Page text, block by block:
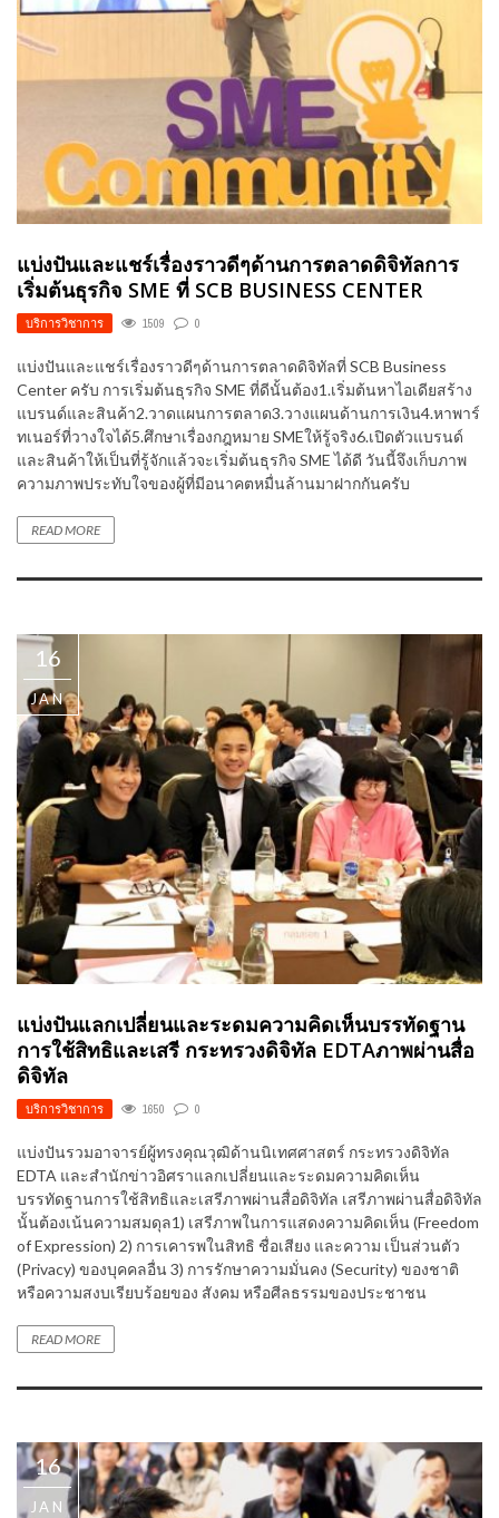
แบ่งปันและแชร์เรื่องราวดีๆด้านการตลาดดิจิทัลการ
เริ่มต้นธุรกิจ SME ที่ SCB BUSINESS CENTER
บริการวิชาการ 1509 0
แบ่งปันและแชร์เรื่องราวดีๆด้านการตลาดดิจิทัลที่ SCB Business
Center ครับ การเริ่มต้นธุรกิจ SME ที่ดีนั้นต้อง1.เริ่มต้นหาไอเดียสร้าง
แบรนด์และสินค้า2.วาดแผนการตลาด3.วางแผนด้านการเงิน4.หาพาร์
ทเนอร์ที่วางใจได้5.ศึกษาเรื่องกฎหมาย SMEให้รู้จริง6.เปิดตัวแบรนด์
และสินค้าให้เป็นที่รู้จักแล้วจะเริ่มต้นธุรกิจ SME ได้ดี วันนี้จึงเก็บภาพ
ความภาพประทับใจของผู้ที่มีอนาคตหมื่นล้านมาฝากกันครับ
READ MORE
16
JAN
แบ่งปันแลกเปลี่ยนและระดมความคิดเห็นบรรทัดฐาน
การใช้สิทธิและเสรี กระทรวงดิจิทัล EDTAภาพผ่านสื่อ
ดิจิทัล
บริการวิชาการ 1650 0
แบ่งปันรวมอาจารย์ผู้ทรงคุณวุฒิด้านนิเทศศาสตร์ กระทรวงดิจิทัล
EDTA และสำนักข่าวอิศราแลกเปลี่ยนและระดมความคิดเห็น
บรรทัดฐานการใช้สิทธิและเสรีภาพผ่านสื่อดิจิทัล เสรีภาพผ่านสื่อดิจิทัล
นั้นต้องเน้นความสมดุล1) เสรีภาพในการแสดงความคิดเห็น (Freedom
of Expression) 2) การเคารพในสิทธิ ชื่อเสียง และความ เป็นส่วนตัว
(Privacy) ของบุคคลอื่น 3) การรักษาความมั่นคง (Security) ของชาติ
หรือความสงบเรียบร้อยของ สังคม หรือศีลธรรมของประชาชน
READ MORE
16
JAN